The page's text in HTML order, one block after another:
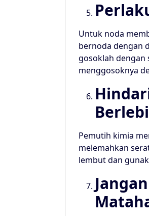
Untuk noda
bernoda dengan
gosoklah dengan
menggosoknya
Pemutih kimia
melemahkan
lembut dan